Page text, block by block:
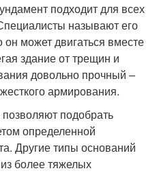
подходит для всех
называют его
может двигаться вместе
здание от трещин и
довольно прочный –
армирования.
подобрать
определенной
Другие типы оснований
более тяжелых